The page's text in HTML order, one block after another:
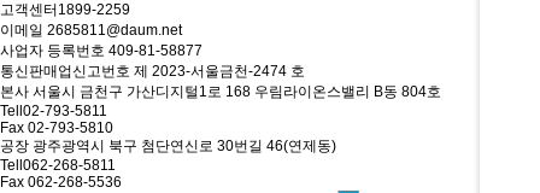
고객센터 1899-2259
이메일 2685811@daum.net
사업자 등록번호 409-81-58877
통신판매업신고번호 제 2023-서울금천-2474 호
본사 서울시 금천구 가산디지털1로 168 우림라이온스밸리 B동 804호
Tell 02-793-5811
Fax 02-793-5810
공장 광주광역시 북구 첨단연신로 30번길 46(연제동)
Tell 062-268-5811
Fax 062-268-5536